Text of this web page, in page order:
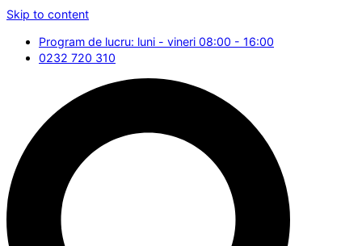
Skip to content
Program de lucru: luni - vineri 08:00 - 16:00
0232 720 310